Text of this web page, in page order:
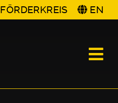
FÖRDERKREIS EN